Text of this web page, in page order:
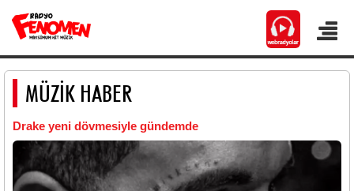
MÜZİK HABER
Drake yeni dövmesiyle gündemde